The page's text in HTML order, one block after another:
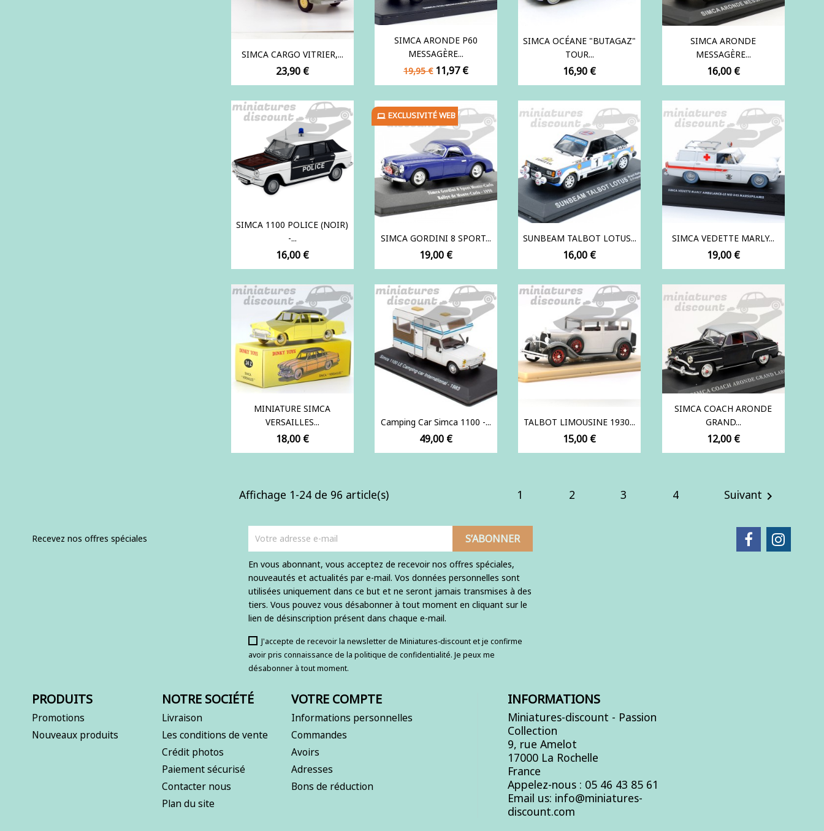
SIMCA CARGO VITRIER,...
Prix
23,90 €
SIMCA ARONDE P60
MESSAGÈRE...
Prix
de
19,95 € Prix
11,97 €
SIMCA OCÉANE "BUTAGAZ"
TOUR...
Prix
16,90 €
SIMCA ARONDE
MESSAGÈRE...
Prix
16,00 €
SIMCA 1100 POLICE (NOIR)
-...
Prix
16,00 €
SIMCA GORDINI 8 SPORT...
Prix
19,00 €
EXCLUSIVITÉ WEB
SUNBEAM TALBOT LOTUS...
Prix
16,00 €
SIMCA VEDETTE MARLY...
Prix
19,00 €
MINIATURE SIMCA
VERSAILLES...
Prix
18,00 €
Camping Car Simca 1100 -...
Prix
49,00 €
TALBOT LIMOUSINE 1930...
Prix
15,00 €
SIMCA COACH ARONDE
GRAND...
Prix
12,00 €
Affichage 1-24 de 96 article(s) 1 2 3 4 Suivant 
Recevez nos offres spéciales
En vous abonnant, vous acceptez de recevoir nos offres spéciales,
nouveautés et actualités par e-mail. Vos données personnelles sont
utilisées uniquement dans ce but et ne seront jamais transmises à des
tiers. Vous pouvez vous désabonner à tout moment en cliquant sur le
lien de désinscription présent dans chaque e-mail.
J'accepte de recevoir la newsletter de Miniatures-discount et je confirme
avoir pris connaissance de la politique de confidentialité. Je peux me
désabonner à tout moment.
PRODUITS
Promotions
Nouveaux produits
NOTRE SOCIÉTÉ
Livraison
Les conditions de vente
Crédit photos
Paiement sécurisé
Contacter nous
Plan du site
VOTRE COMPTE
Informations personnelles
Commandes
Avoirs
Adresses
Bons de réduction
INFORMATIONS
Miniatures-discount - Passion
Collection
9, rue Amelot
17000 La Rochelle
France
Appelez-nous : 05 46 43 85 61
Email us: info@miniatures-
discount.com